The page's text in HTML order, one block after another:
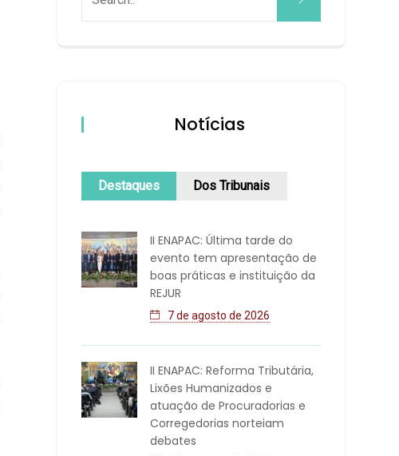
Notícias
Destaques Dos Tribunais
II ENAPAC: Última tarde do
evento tem apresentação de
boas práticas e instituição da
REJUR
7 de agosto de 2026
II ENAPAC: Reforma Tributária,
Lixões Humanizados e
atuação de Procuradorias e
Corregedorias norteiam
debates